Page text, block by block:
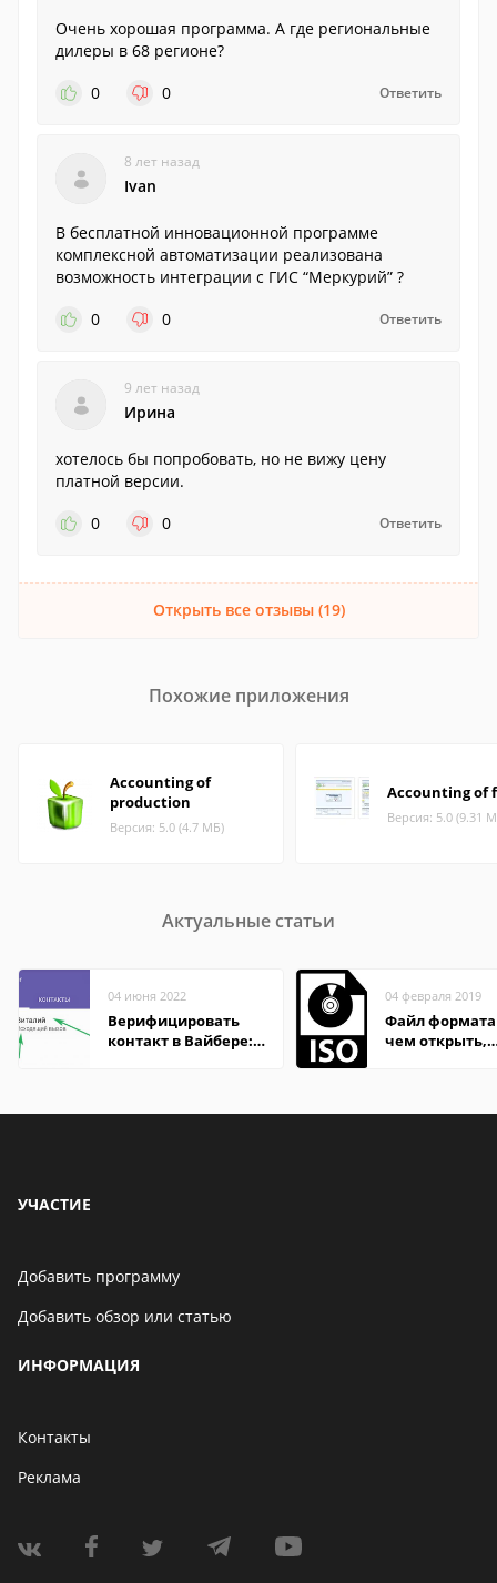
Очень хорошая программа. А где региональные
дилеры в 68 регионе?
0
0 Ответить
8 лет назад
Ivan
В бесплатной инновационной программе
комплексной автоматизации реализована
возможность интеграции с ГИС “Меркурий” ?
0
0 Ответить
9 лет назад
Ирина
хотелось бы попробовать, но не вижу цену
платной версии.
0
0 Ответить
Открыть все отзывы (19)
Похожие приложения
Accounting of
production
Версия: 5.0 (4.7 МБ)
Accounting of
Версия: 5.0 (9.31
Актуальные статьи
04 июня 2022
Верифицировать
контакт в Вайбере:
04 февраля 2019
Файл формата
чем открыть,
УЧАСТИЕ
Добавить программу
Добавить обзор или статью
ИНФОРМАЦИЯ
Контакты
Реклама